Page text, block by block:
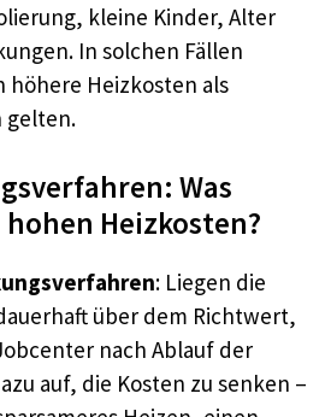
kleine Kinder, Alter
In solchen Fällen
höhere Heizkosten als
gelten.
Was
Heizkosten?
: Liegen die
über dem Richtwert,
nach Ablauf der
auf, die Kosten zu senken –